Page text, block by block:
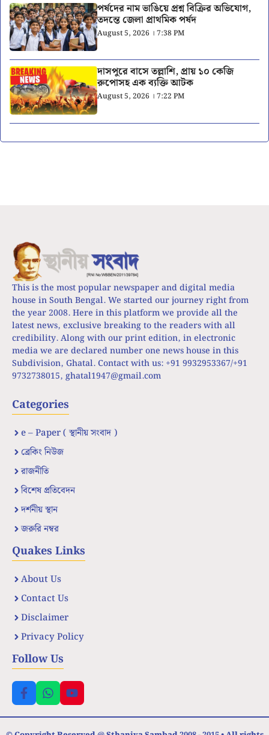
পর্ষদের নাম ভাঙিয়ে প্রশ্ন বিক্রির অভিযোগ,
তদন্তে জেলা প্রাথমিক পর্ষদ
August 5, 2026 । 7:38 PM
দাসপুরে বাসে তল্লাশি, প্রায় ১০ কেজি
রুপোসহ এক ব্যক্তি আটক
August 5, 2026 । 7:22 PM
This is the most popular newspaper and digital media
house in South Bengal. We started our journey right from
the year 2008. Here in this platform we provide all the
latest news, exclusive breaking to the readers with all
credibility. Along with our print edition, in electronic
media we are declared number one news house in this
Subdivision, Ghatal. Contact with us: +91 9932953367/+91
9732738015, ghatal1947@gmail.com
Categories
e – Paper ( স্থানীয় সংবাদ )
ব্রেকিং নিউজ
রাজনীতি
বিশেষ প্রতিবেদন
দর্শনীয় স্থান
জরুরি নম্বর
Quakes Links
About Us
Contact Us
Disclaimer
Privacy Policy
Follow Us